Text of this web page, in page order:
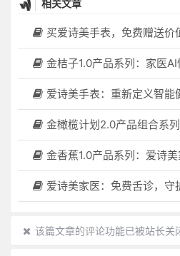
相关文章
买爱诗美手表，免费赠送价值30000元的数智化
金桔子1.0产品系列：家医AI慢病管理项目全国招募区域合伙
爱诗美手表：重新定义智能健康管理
金橄榄计划2.0产品组合系列：健康分布机（健康一体机）+慢病管理系统，可
金香蕉1.0产品系列：爱诗美家医健康分布机，健康一体机，社区服务
爱诗美家医：免费舌诊，守
该篇文章的评论功能已被站长关